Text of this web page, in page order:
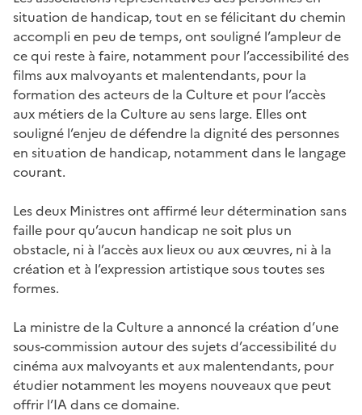
situation de handicap, tout en se félicitant du chemin
accompli en peu de temps, ont souligné l’ampleur de
ce qui reste à faire, notamment pour l’accessibilité des
films aux malvoyants et malentendants, pour la
formation des acteurs de la Culture et pour l’accès
aux métiers de la Culture au sens large. Elles ont
souligné l’enjeu de défendre la dignité des personnes
en situation de handicap, notamment dans le langage
courant.
Les deux Ministres ont affirmé leur détermination sans
faille pour qu’aucun handicap ne soit plus un
obstacle, ni à l’accès aux lieux ou aux œuvres, ni à la
création et à l’expression artistique sous toutes ses
formes.
La ministre de la Culture a annoncé la création d’une
sous-commission autour des sujets d’accessibilité du
cinéma aux malvoyants et aux malentendants, pour
étudier notamment les moyens nouveaux que peut
offrir l’IA dans ce domaine.